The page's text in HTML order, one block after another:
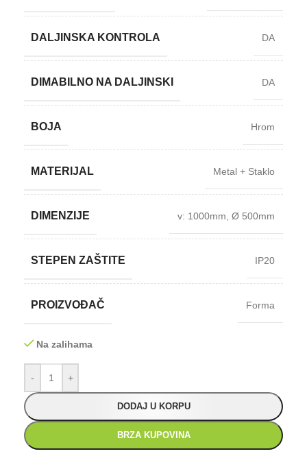
DALJINSKA KONTROLA DA
DIMABILNO NA DALJINSKI DA
BOJA Hrom
MATERIJAL Metal + Staklo
DIMENZIJE v: 1000mm Ø 500mm
STEPEN ZAŠTITE IP20
PROIZVOĐAČ Forma
Na zalihama
- +
DODAJ U KORPU
BRZA KUPOVINA